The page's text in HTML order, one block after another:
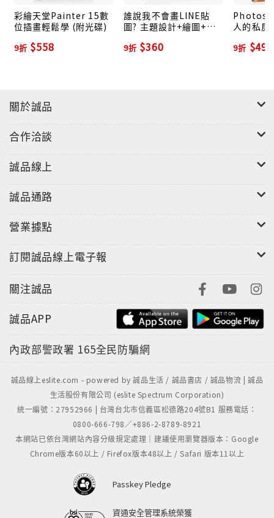
彩繪天堂Painter 15數
位插畫輕鬆學 (附光碟)
9折 $558
誰說我不會畫LINE貼
圖? 主題設計+繪圖+上
9折 $360
人的私房
9折 $495
關於誠品
合作洽談
誠品線上
誠品通路
營業據點
訂閱誠品線上電子報
關注誠品
誠品APP
內政部警政署 165全民防騙網
誠品線上eslite.com - powered by 誠品生活 / 誠品書店 / 誠品物流 | 誠品
生活股份有限公司 (eslite Spectrum Corporation)
統一編號：27952966 | 台灣台北市信義區松德路204號B1 服務電話：
0800-666-798／+886-2-8789-8921
本網站已依台灣網站內容分級規定處理｜建議使用瀏覽器版本：Google
Chrome版本60以上 / Firefox版本48以上 / Safari 版本11以上
Passkey Pledge
資通安全管理系統榮獲